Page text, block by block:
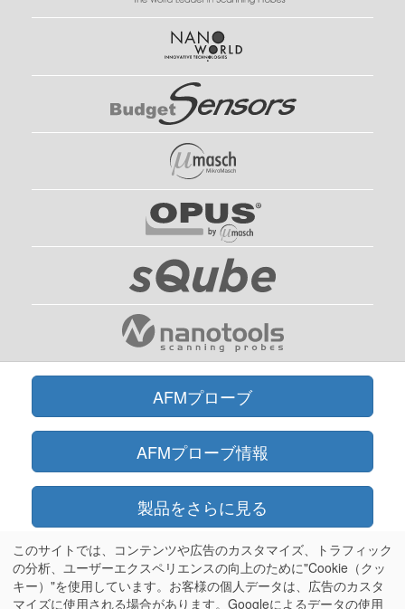
AFMプローブ
AFMプローブ情報
製品をさらに見る
オンラインショップ
このサイトでは、コンテンツや広告のカスタマイズ、トラフィック
の分析、ユーザーエクスペリエンスの向上のために"Cookie（クッ
キー）"を使用しています。お客様の個人データは、広告のカスタ
マイズに使用される場合があります。Googleによるデータの使用